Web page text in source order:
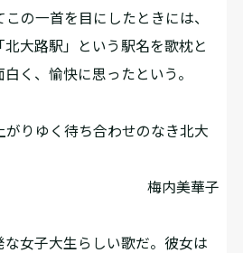
の一首を目にしたときには、
大路駅」という駅名を歌枕と
く、愉快に思ったという。
がりゆく待ち合わせのなき北大
梅内美華子
女子大生らしい歌だ。彼女は